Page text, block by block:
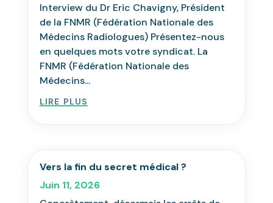
Interview du Dr Eric Chavigny, Président
de la FNMR (Fédération Nationale des
Médecins Radiologues) Présentez-nous
en quelques mots votre syndicat. La
FNMR (Fédération Nationale des
Médecins...
lire plus
Vers la fin du secret médical ?
Juin 11, 2026